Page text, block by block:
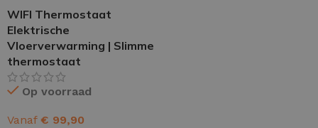
WIFI Thermostaat
Elektrische
Vloerverwarming | Slimme
thermostaat
Op voorraad
Vanaf € 99,90